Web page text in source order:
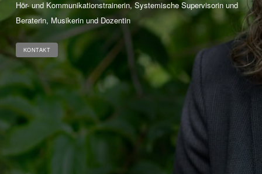
Hör- und Kommunikationstrainerin, Systemische Supervisorin und
Beraterin, Musikerin und Dozentin
KONTAKT